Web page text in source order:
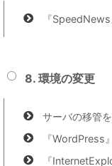
『
8. 環境の変更
サーバの移管
『WordPress
『